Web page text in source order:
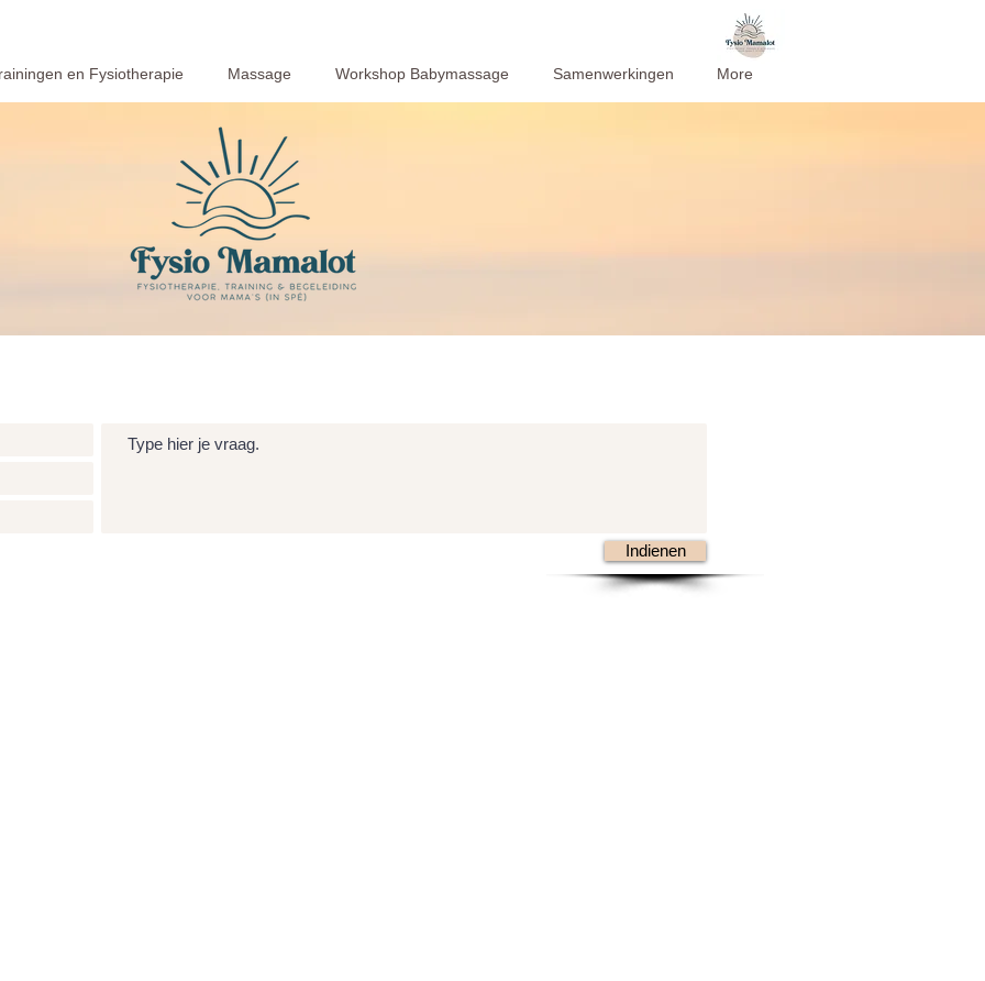
en Fysiotherapie Massage Workshop Babymassage Samenwerkingen More
Indienen